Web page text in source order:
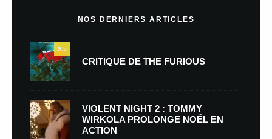
NOS DERNIERS ARTICLES
9.5
CRITIQUE DE THE FURIOUS
VIOLENT NIGHT 2 : TOMMY
WIRKOLA PROLONGE NOËL EN
ACTION